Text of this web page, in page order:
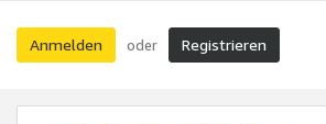
Anmelden oder Registrieren